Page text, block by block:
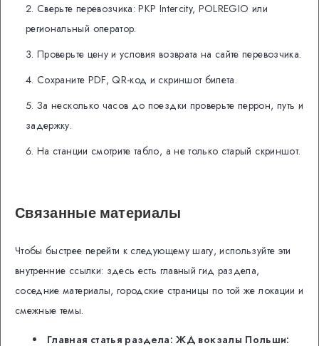
Сверьте перевозчика: PKP Intercity, POLREGIO или
региональный оператор.
Проверьте цену и условия возврата на сайте перевозчика.
Сохраните PDF, QR-код и скриншот билета.
За несколько часов до поездки проверьте перрон, путь и
задержку.
На станции смотрите табло, а не только старый скриншот.
Связанные материалы
Чтобы быстрее перейти к следующему шагу, используйте эти
внутренние ссылки: здесь есть главный гид раздела,
соседние материалы, городские страницы по той же локации и
смежные темы.
Главная статья раздела: ЖД вокзалы Польши: